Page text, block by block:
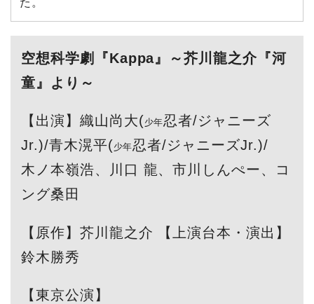
た。
空想科学劇『Kappa』～芥川龍之介『河
童』より～
【出演】織山尚大(少年忍者/ジャニーズ
Jr.)/青木滉平(少年忍者/ジャニーズJr.)/
木ノ本嶺浩、川口 龍、市川しんぺー、コ
ング桑田
【原作】芥川龍之介 【上演台本・演出】
鈴木勝秀
【東京公演】